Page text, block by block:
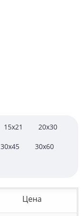
15x21 20x30
30x45 30x60
Цена